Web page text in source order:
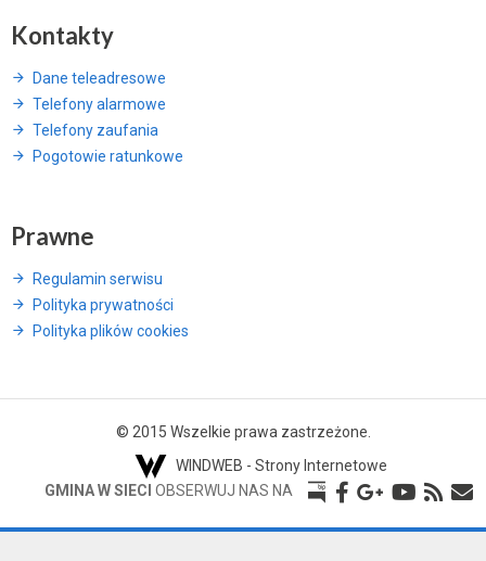
Kontakty
Dane teleadresowe
Telefony alarmowe
Telefony zaufania
Pogotowie ratunkowe
Prawne
Regulamin serwisu
Polityka prywatności
Polityka plików cookies
© 2015 Wszelkie prawa zastrzeżone.
WINDWEB - Strony Internetowe
GMINA W SIECI OBSERWUJ NAS NA